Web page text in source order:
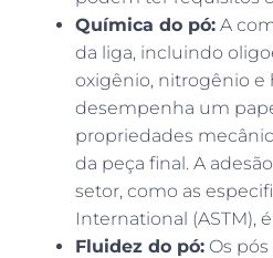
Química do pó: A
da liga, incluindo
oxigênio, nitrogênio e
desempenha um
propriedades
da peça final. A
setor, como as
International (ASTM),
Fluidez do pó: Os